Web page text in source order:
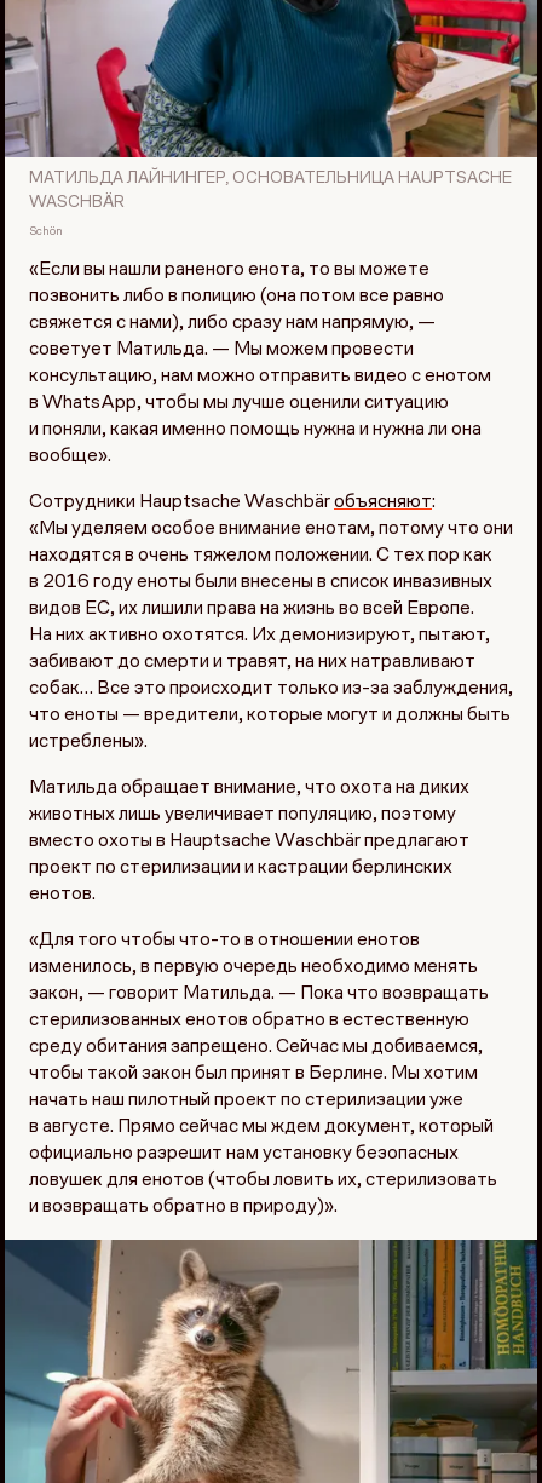
МАТИЛЬДА ЛАЙНИНГЕР, ОСНОВАТЕЛЬНИЦА HAUPTSACHE
WASCHBÄR
Schön
«Если вы нашли раненого енота, то вы можете
позвонить либо в полицию (она потом все равно
свяжется с нами), либо сразу нам напрямую, —
советует Матильда. — Мы можем провести
консультацию, нам можно отправить видео с енотом
в WhatsApp, чтобы мы лучше оценили ситуацию
и поняли, какая именно помощь нужна и нужна ли она
вообще».
Сотрудники Hauptsache Waschbärобъясняют:
«Мы уделяем особое внимание енотам, потому что они
находятся в очень тяжелом положении. С тех пор как
в 2016 году еноты были внесены в список инвазивных
видов ЕС, их лишили права на жизнь во всей Европе.
На них активно охотятся. Их демонизируют, пытают,
забивают до смерти и травят, на них натравливают
собак… Все это происходит только из-за заблуждения,
что еноты — вредители, которые могут и должны быть
истреблены».
Матильда обращает внимание, что охота на диких
животных лишь увеличивает популяцию, поэтому
вместо охоты в Hauptsache Waschbär предлагают
проект по стерилизации и кастрации берлинских
енотов.
«Для того чтобы что-то в отношении енотов
изменилось, в первую очередь необходимо менять
закон, — говорит Матильда. — Пока что возвращать
стерилизованных енотов обратно в естественную
среду обитания запрещено. Сейчас мы добиваемся,
чтобы такой закон был принят в Берлине. Мы хотим
начать наш пилотный проект по стерилизации уже
в августе. Прямо сейчас мы ждем документ, который
официально разрешит нам установку безопасных
ловушек для енотов (чтобы ловить их, стерилизовать
и возвращать обратно в природу)».